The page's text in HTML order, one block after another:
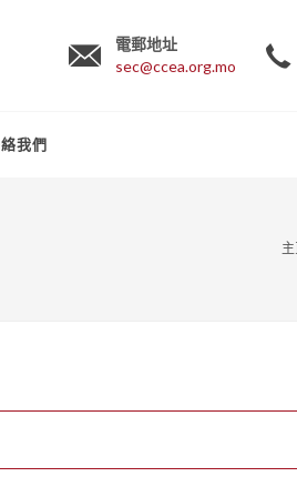
電郵地址
sec@ccea.org.mo
我們